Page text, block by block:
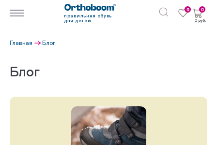
правильная обувь
для детей
0 0
0 руб.
Главная Блог
Блог